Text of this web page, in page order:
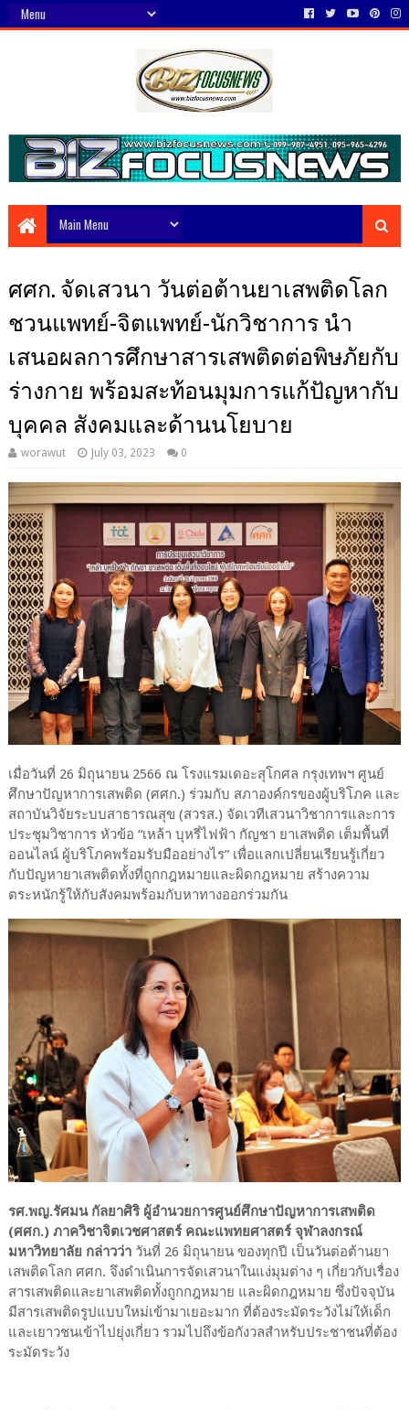
ศศก. จัดเสวนา วันต่อต้านยาเสพติดโลก
ชวนแพทย์-จิตแพทย์-นักวิชาการ นำ
เสนอผลการศึกษาสารเสพติดต่อพิษภัยกับ
ร่างกาย พร้อมสะท้อนมุมการแก้ปัญหากับ
บุคคล สังคมและด้านนโยบาย
worawut July 03, 2023 0
เมื่อวันที่ 26 มิถุนายน 2566 ณ โรงแรมเดอะสุโกศล กรุงเทพฯ ศูนย์
ศึกษาปัญหาการเสพติด (ศศก.) ร่วมกับ สภาองค์กรของผู้บริโภค และ
สถาบันวิจัยระบบสาธารณสุข (สวรส.) จัดเวทีเสวนาวิชาการและการ
ประชุมวิชาการ หัวข้อ “เหล้า บุหรี่ไฟฟ้า กัญชา ยาเสพติด เต็มพื้นที่
ออนไลน์ ผู้บริโภคพร้อมรับมืออย่างไร” เพื่อแลกเปลี่ยนเรียนรู้เกี่ยว
กับปัญหายาเสพติดทั้งที่ถูกกฎหมายและผิดกฎหมาย สร้างความ
ตระหนักรู้ให้กับสังคมพร้อมกับหาทางออกร่วมกัน
รศ.พญ.รัศมน กัลยาศิริ ผู้อำนวยการศูนย์ศึกษาปัญหาการเสพติด
(ศศก.) ภาควิชาจิตเวชศาสตร์ คณะแพทยศาสตร์ จุฬาลงกรณ์
มหาวิทยาลัย กล่าวว่าวันที่ 26 มิถุนายน ของทุกปี เป็นวันต่อต้านยา
เสพติดโลก ศศก. จึงดำเนินการจัดเสวนาในแง่มุมต่าง ๆ เกี่ยวกับเรื่อง
สารเสพติดและยาเสพติดทั้งถูกกฎหมาย และผิดกฎหมาย ซึ่งปัจจุบัน
มีสารเสพติดรูปแบบใหม่เข้ามาเยอะมาก ที่ต้องระมัดระวังไม่ให้เด็ก
และเยาวชนเข้าไปยุ่งเกี่ยว รวมไปถึงข้อกังวลสำหรับประชาชนที่ต้อง
ระมัดระวัง